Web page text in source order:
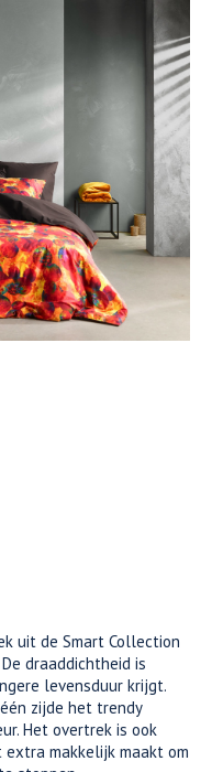
uit de Smart Collection
draaddichtheid is
levensduur krijgt.
zijde het trendy
Het overtrek is ook
makkelijk maakt om